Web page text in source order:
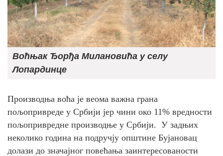
Воћњак Ђорђа Милановића у селу
Лопардинце
Производња воћа је веома важна грана
пољопривреде у Србији јер чини око 11% вредности
пољопривредне производње у Србији. У задњих
неколико година на подручју општине Бујановац
долази до значајног повећања заинтересованости